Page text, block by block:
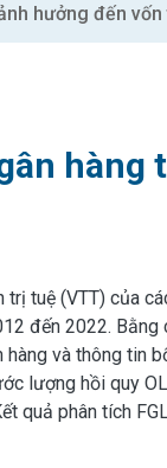
hàng
tuệ (VTT) của
đến 2022.
và thông tin
lượng hồi quy
quả phân tích
đều có tác